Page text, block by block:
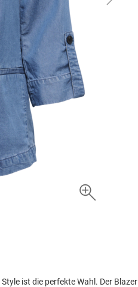
ist die perfekte Wahl. Der Blazer